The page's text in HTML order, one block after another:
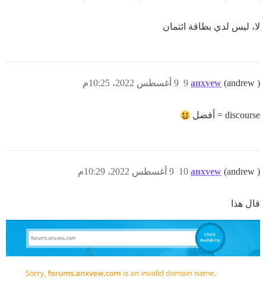
لا، ليس لدي بطاقة ائتمان
anxvew (andrew ) 9 أغسطس 2022، 10:25م 9
discourse = أفضل
anxvew (andrew ) 9 أغسطس 2022، 10:29م 10
قال هذا